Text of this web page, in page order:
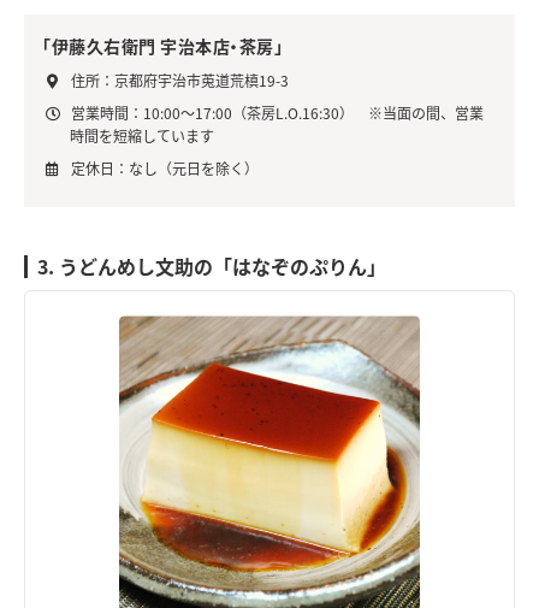
「伊藤久右衛門 宇治本店・茶房」
住所：京都府宇治市莵道荒槙19-3
営業時間：10:00～17:00（茶房L.O.16:30） ※当面の間、営業
時間を短縮しています
定休日：なし（元日を除く）
3. うどんめし文助の「はなぞのぷりん」